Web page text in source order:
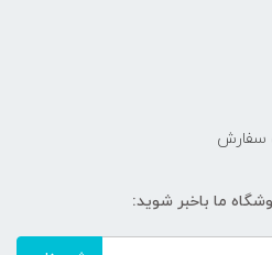
سفارش
ما باخبر شوید: